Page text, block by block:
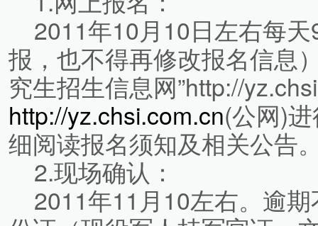
2011年10月10日左右每
报，也不得再修改报名信息
究生招生信息网”http://
http://yz.chsi.com.cn(公网)
细阅读报名须知及相关公告
2.现场确认：
2011年11月10左右。逾